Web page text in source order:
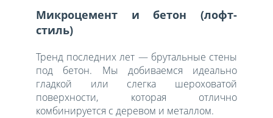
Микроцемент и бетон (лофт-
стиль)
Тренд последних лет — брутальные стены
под бетон. Мы добиваемся идеально
гладкой или слегка шероховатой
поверхности, которая отлично
комбинируется с деревом и металлом.